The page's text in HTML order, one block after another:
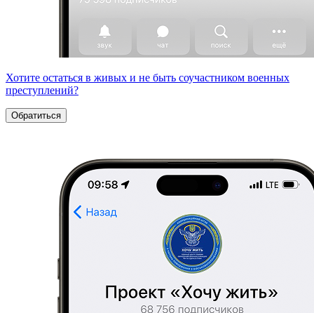
Хотите остаться в живых и не быть соучастником военных
преступлений?
Обратиться